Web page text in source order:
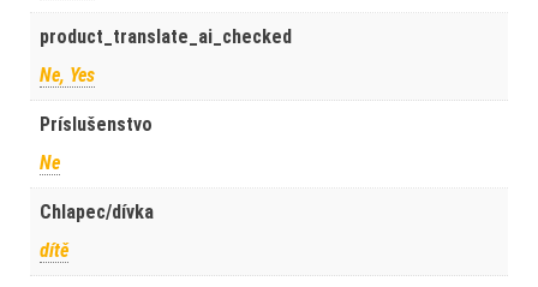
product_translate_ai_checked
Ne, Yes
Príslušenstvo
Ne
Chlapec/dívka
dítě